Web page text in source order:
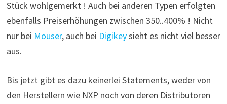
Stück wohlgemerkt ! Auch bei anderen Typen erfolgten
ebenfalls Preiserhöhungen zwischen 350..400% ! Nicht
nur bei Mouser, auch bei Digikeysieht es nicht viel besser
aus.
Bis jetzt gibt es dazu keinerlei Statements, weder von
den Herstellern wie NXP noch von deren Distributoren